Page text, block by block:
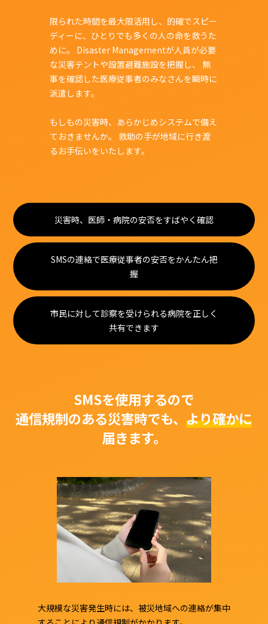
限られた時間を最大限活用し、的確でスピー
ディーに、ひとりでも多くの人の命を救うた
めに。
Disaster Managementが人員が必要
な災害テントや設置避難施設を把握し、
無
事を確認した医療従事者のみなさんを瞬時に
派遣します。
もしもの災害時、あらかじめシステムで備え
ておきませんか。
救助の手が地域に行き渡
るお手伝いをいたします。
災害時、医師・病院の安否をすばやく確認
SMSの連絡で医療従事者の安否をかんたん把
握
市民に対して診察を受けられる病院を正しく
共有できます
SMSを使用するので
通信規制のある災害時でも、より確かに
届きます。
大規模な災害発生時には、被災地域への連絡が集中